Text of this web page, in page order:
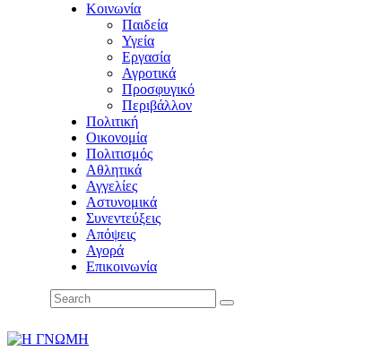
Κοινωνία
Παιδεία
Υγεία
Εργασία
Αγροτικά
Προσφυγικό
Περιβάλλον
Πολιτική
Οικονομία
Πολιτισμός
Αθλητικά
Αγγελίες
Αστυνομικά
Συνεντεύξεις
Απόψεις
Αγορά
Επικοινωνία